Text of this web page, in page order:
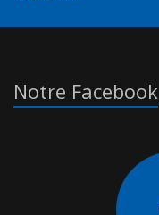
Notre Facebook